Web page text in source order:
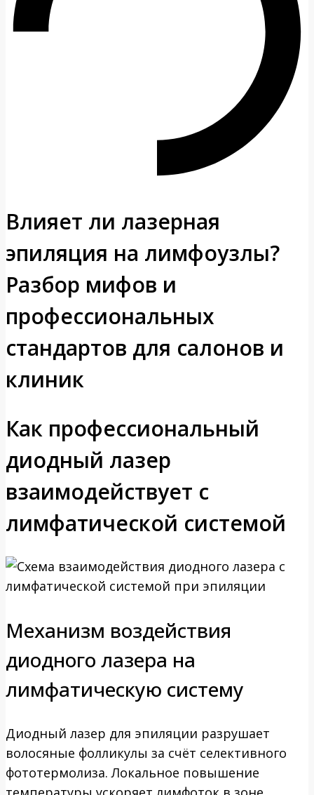
Влияет ли лазерная
эпиляция на лимфоузлы?
Разбор мифов и
профессиональных
стандартов для салонов и
клиник
Как профессиональный
диодный лазер
взаимодействует с
лимфатической системой
Механизм воздействия
диодного лазера на
лимфатическую систему
Диодный лазер для эпиляции разрушает
волосяные фолликулы за счёт селективного
фототермолиза. Локальное повышение